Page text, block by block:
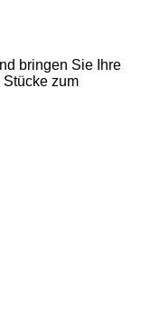
bringen Sie Ihre
zum